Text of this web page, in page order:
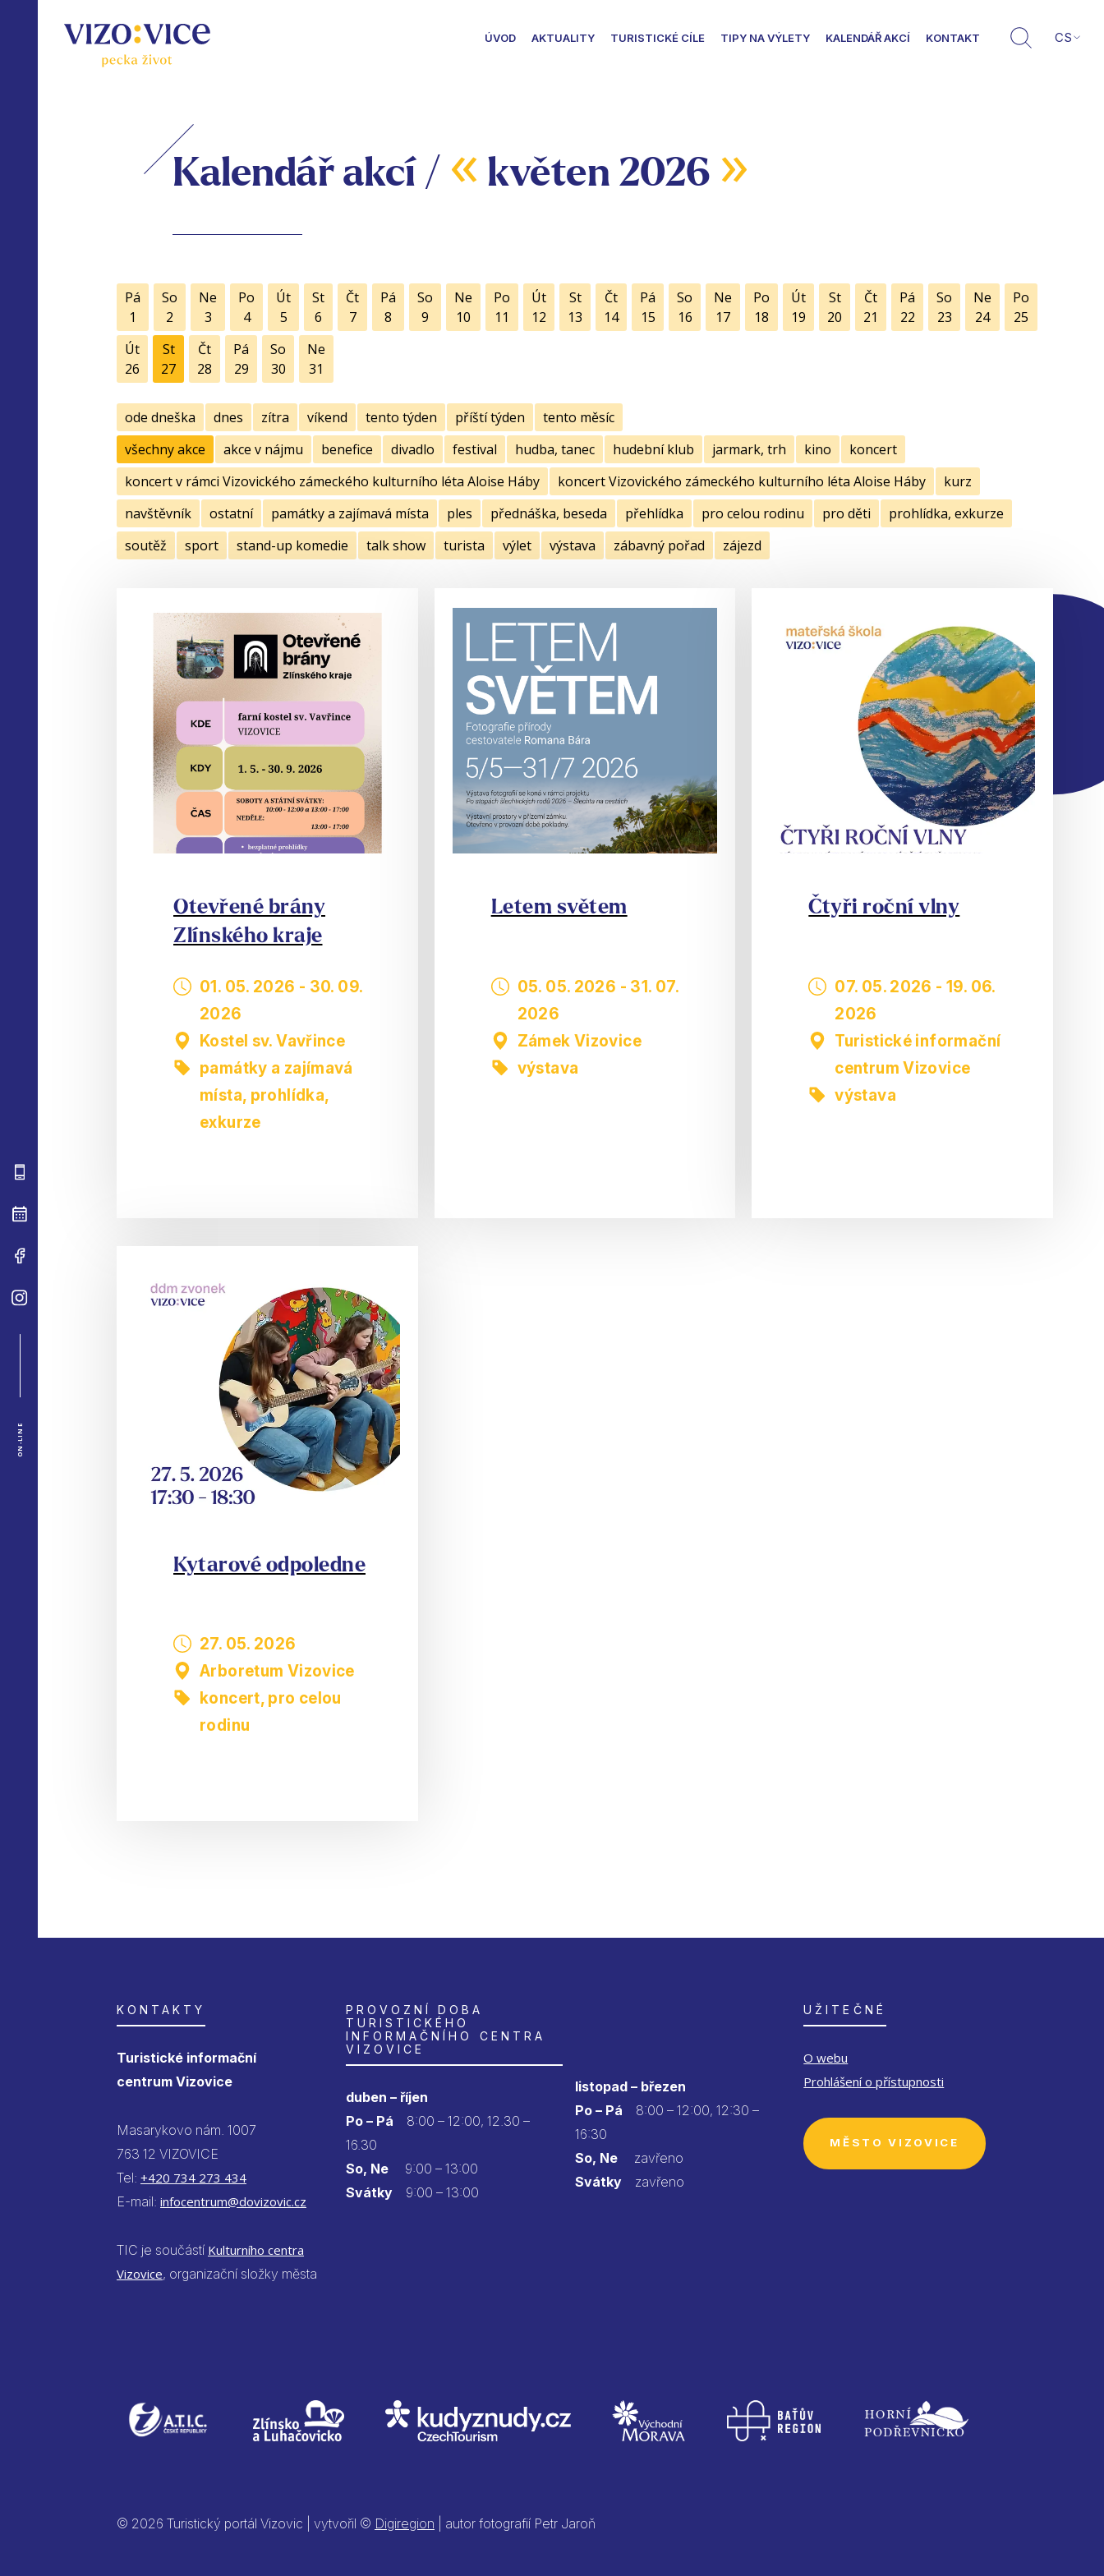
ÚVOD AKTUALITY TURISTICKÉ CÍLE TIPY NA VÝLETY KALENDÁŘ AKCÍ KONTAKT CS
ON-LINE
Kalendář akcí / « květen 2026 »
Pá
1
So
2
Ne
3
Po
4
Út
5
St
6
Čt
7
Pá
8
So
9
Ne
10
Po
11
Út
12
St
13
Čt
14
Pá
15
So
16
Ne
17
Po
18
Út
19
St
20
Čt
21
Pá
22
So
23
Ne
24
Po
25
Út
26
St
27
Čt
28
Pá
29
So
30
Ne
31
ode dneška dnes zítra víkend tento týden příští týden
tento měsíc
všechny akce
akce v nájmu benefice divadlo festival hudba, tanec hudební klub jarmark, trh kino
koncert
koncert v rámci Vizovického zámeckého kulturního léta Aloise Háby
koncert Vizovického zámeckého kulturního léta Aloise Háby
kurz
navštěvník
ostatní památky a zajímavá místa ples přednáška, beseda přehlídka pro celou rodinu pro děti
prohlídka, exkurze
soutěž
sport stand-up komedie talk show turista výlet výstava zábavný pořad zájezd
Otevřené brány
Zlínského kraje
01. 05. 2026 - 30. 09.
2026
Kostel sv. Vavřince
památky a zajímavá
místa, prohlídka,
exkurze
Letem světem
05. 05. 2026 - 31. 07.
2026
Zámek Vizovice
výstava
Čtyři roční vlny
07. 05. 2026 -19. 06.
2026
Turistické informační
centrum Vizovice
výstava
Kytarové odpoledne
27. 05. 2026
Arboretum Vizovice
koncert, pro celou
rodinu
KONTAKTY
Turistické informační
centrum Vizovice
Masarykovo nám. 1007
763 12 VIZOVICE
Tel: +420 734 273 434
E-mail: infocentrum@dovizovic.cz
TIC je součástí Kulturního centra
Vizovice, organizační složky města
PROVOZNÍ DOBA
TURISTICKÉHO
INFORMAČNÍHO CENTRA
VIZOVICE
duben – říjen
Po – Pá
8:00 – 12:00, 12.30 –
16.30
So, Ne9:00 – 13:00
Svátky9:00 – 13:00
listopad – březen
Po – Pá 8:00 – 12:00, 12:30 –
16:30
So, Nezavřeno
Svátkyzavřeno
UŽITEČNÉ
O webu
Prohlášení o přístupnosti
MĚSTO VIZOVICE
© 2026 Turistický portál Vizovic | vytvořil © Digiregion | autor fotografií Petr Jaroň